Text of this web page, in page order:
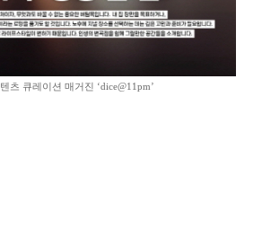
츠 큐레이션 매거진 ‘dice@11pm’